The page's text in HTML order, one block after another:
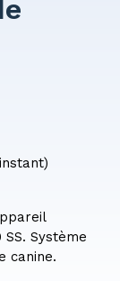
Système
canine.